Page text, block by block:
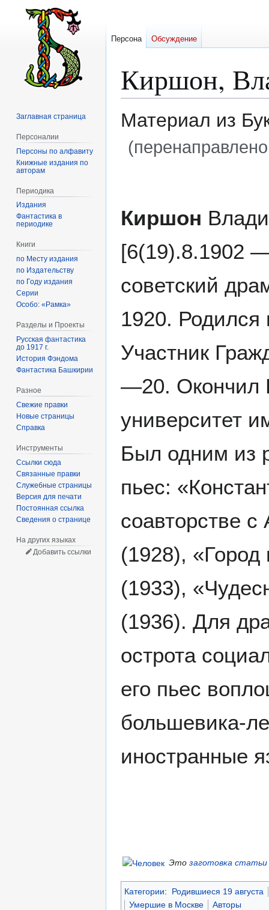
Киршон,
Материал из
Киршон
[6(19).8.1902
советский
1920. Родился
Участник
—20. Окончил
университет
Был одним из
пьес:
соавторстве
(1928),
(1933),
(1936). Для
острота
его пьес
большевика-
иностранные
Это заготовка статьи
Категории:
Родившиеся 19 августа
Умершие в Москве
Авторы
Персона Обсуждение
Заглавная страница
Персоналии
Персоны по алфавиту
Книжные издания по
авторам
Периодика
Издания
Фантастика в
периодике
Книги
по Месту издания
по Издательству
по Году издания
Серии
Особо: «Рамка»
Разделы и Проекты
Русская фантастика
до 1917 г.
История Фэндома
Фантастика Башкирии
Разное
Свежие правки
Новые страницы
Справка
Инструменты
Ссылки сюда
Связанные правки
Служебные страницы
Версия для печати
Постоянная ссылка
Сведения о странице
На других языках
Добавить ссылки